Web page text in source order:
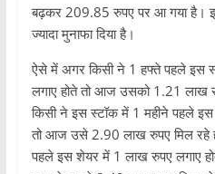
बढ़कर 209.85 रुपए पर आ गया है।
ज्यादा मुनाफा दिया है।
ऐसे में अगर किसी ने 1 हफ्ते पहले इस
लगाए होते तो आज उसको 1.21 लाख
किसी ने इस स्टॉक में 1 महीने पहले
तो आज उसे 2.90 लाख रुपए मिल रहे
पहले इस शेयर में 1 लाख रुपए लगाए